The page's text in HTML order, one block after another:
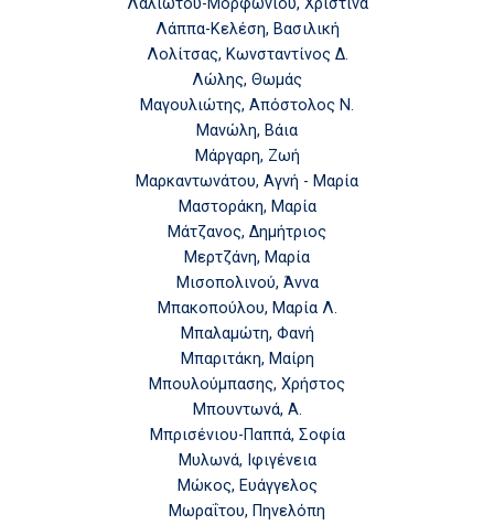
Λαλιώτου-Μορφωνιού, Χριστίνα
Λάππα-Κελέση, Βασιλική
Λολίτσας, Κωνσταντίνος Δ.
Λώλης, Θωμάς
Μαγουλιώτης, Απόστολος Ν.
Μανώλη, Βάια
Μάργαρη, Ζωή
Μαρκαντωνάτου, Αγνή - Μαρία
Μαστοράκη, Μαρία
Μάτζανος, Δημήτριος
Μερτζάνη, Μαρία
Μισοπολινού, Άννα
Μπακοπούλου, Μαρία Λ.
Μπαλαμώτη, Φανή
Μπαριτάκη, Μαίρη
Μπουλούμπασης, Χρήστος
Μπουντωνά, Α.
Μπρισένιου-Παππά, Σοφία
Μυλωνά, Ιφιγένεια
Μώκος, Ευάγγελος
Μωραΐτου, Πηνελόπη